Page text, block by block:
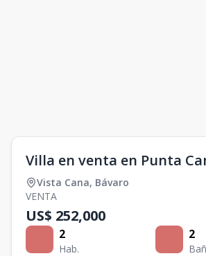
Villa en venta en Punta
Vista Cana, Bávaro
VENTA
US$ 252,000
2
Hab.
2